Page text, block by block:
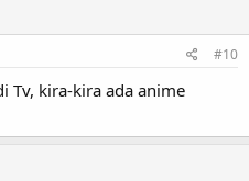
#10
Tv, kira-kira ada anime